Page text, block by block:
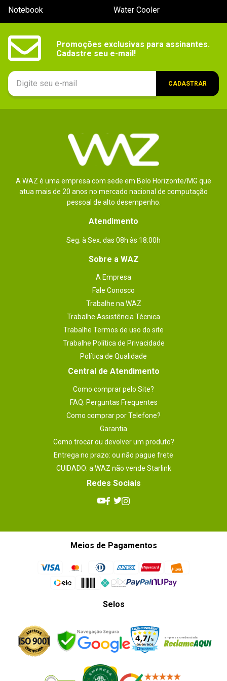
Notebook
Water Cooler
Promoções exclusivas para assinantes.
Cadastre seu e-mail!
CADASTRAR
A WAZ é uma empresa com sede em Belo Horizonte/MG que
atua mais de 20 anos no mercado nacional de computação
pessoal de alto desempenho.
Atendimento
Seg. à Sex. das 08h às 18:00h
Sobre a WAZ
A Empresa
Fale Conosco
Trabalhe na WAZ
Trabalhe Assistência Técnica
Trabalhe Termos de uso do site
Trabalhe Política de Privacidade
Política de Qualidade
Central de Atendimento
Como comprar pelo Site?
FAQ: Perguntas Frequentes
Como comprar por Telefone?
Garantia
Como trocar ou devolver um produto?
Entrega no prazo: ou não pague frete
CUIDADO: a WAZ não vende Starlink
Redes Sociais
Meios de Pagamentos
Selos